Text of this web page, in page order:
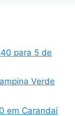
para 5 de
Verde
em Carandaí